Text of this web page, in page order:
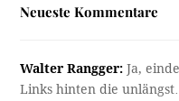
Neueste Kommentare
Walter Rangger: Ja,
Links hinten die